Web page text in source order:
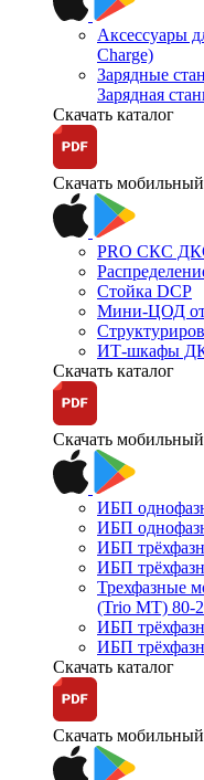
Аксессуары
Charge)
Зарядные
Зарядная
Скачать каталог
Скачать мобильный
PRO СКС
Стойка DCP
Мини-ЦОД от
ИТ-шкафы
Скачать каталог
Скачать мобильный
ИБП
ИБП
ИБП
ИБП
Трехфазные
(Trio MT) 80-
ИБП
ИБП
Скачать каталог
Скачать мобильный